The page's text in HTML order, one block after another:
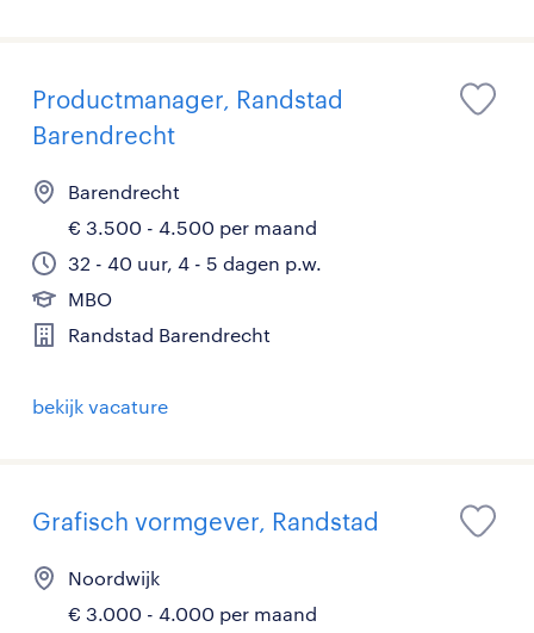
Productmanager, Randstad
Barendrecht
Barendrecht
€ 3.500 - 4.500 per maand
32 - 40 uur, 4 - 5 dagen p.w.
MBO
Randstad Barendrecht
bekijk vacature
Grafisch vormgever, Randstad
Noordwijk
€ 3.000 - 4.000 per maand